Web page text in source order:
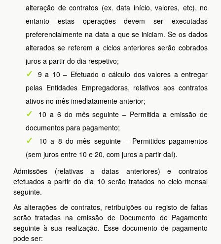
alteração de contratos (ex. data início, valores, etc), no
entanto estas operações devem ser executadas
preferencialmente na data a que se iniciam. Se os dados
alterados se referem a ciclos anteriores serão cobrados
juros a partir do dia respetivo;
9 a 10 – Efetuado o cálculo dos valores a entregar
pelas Entidades Empregadoras, relativos aos contratos
ativos no mês imediatamente anterior;
10 a 6 do mês seguinte – Permitida a emissão de
documentos para pagamento;
10 a 8 do mês seguinte – Permitidos pagamentos
(sem juros entre 10 e 20, com juros a partir daí).
Admissões (relativas a datas anteriores) e contratos
efetuados a partir do dia 10 serão tratados no ciclo mensal
seguinte.
As alterações de contratos, retribuições ou registo de faltas
serão tratadas na emissão de Documento de Pagamento
seguinte à sua realização. Esse documento de pagamento
pode ser: